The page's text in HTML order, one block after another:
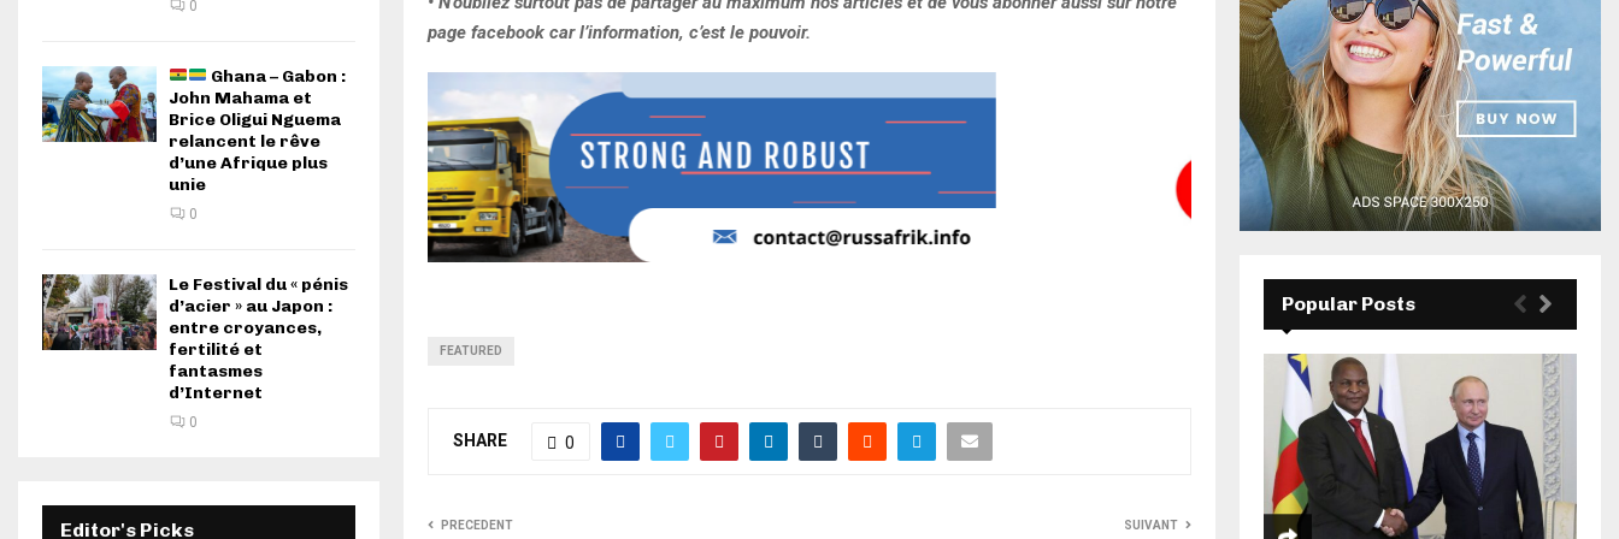
page facebook car l’information, c’est le pouvoir.
FEATURED
SHARE 0
PRECEDENT SUIVANT
0
Ghana – Gabon :
John Mahama et
Brice Oligui Nguema
relancent le rêve
d’une Afrique plus
unie
0
Le Festival du « pénis
d’acier » au Japon :
entre croyances,
fertilité et
fantasmes
d’Internet
0
Editor's Picks
Popular Posts